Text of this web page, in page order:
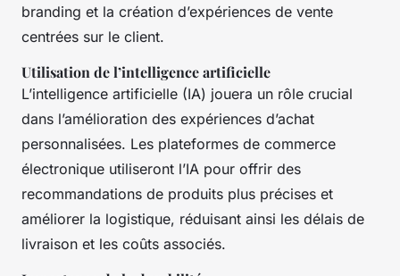
branding et la création d’expériences de vente
centrées sur le client.
Utilisation de l’intelligence artificielle
L’intelligence artificielle (IA) jouera un rôle crucial
dans l’amélioration des expériences d’achat
personnalisées. Les plateformes de commerce
électronique utiliseront l’IA pour offrir des
recommandations de produits plus précises et
améliorer la logistique, réduisant ainsi les délais de
livraison et les coûts associés.